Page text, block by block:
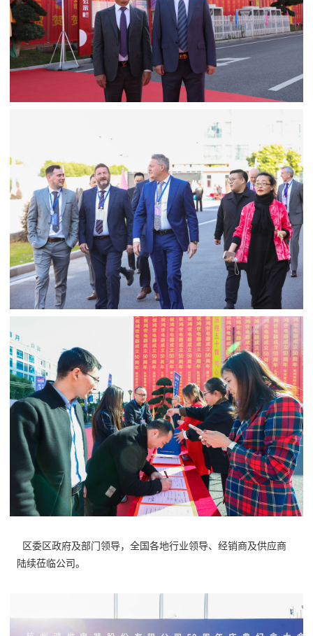
区委区政府及部门领导，全国各地行业领导、经销商及供应商
陆续莅临公司。